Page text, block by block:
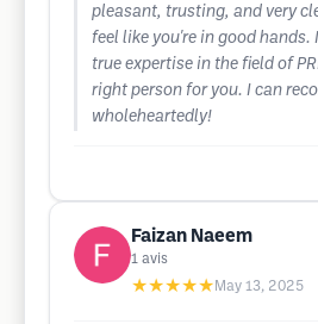
pleasant, trusting, and very
feel like you're in good
true expertise in the field of
right person for you. I can
wholeheartedly!
Faizan Naeem
1 avis
★★★★★ May 13, 2025